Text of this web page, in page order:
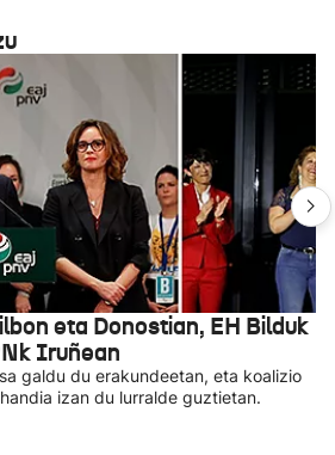
eta Donostian, EH Bilduk
Iruñean
galdu du erakundeetan, eta koalizio
izan du lurralde guztietan.